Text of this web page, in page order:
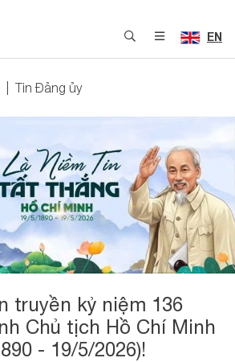
EN
Tin Đảng ủy
truyền kỷ niệm 136
Chủ tịch Hồ Chí Minh
- 19/5/2026)!